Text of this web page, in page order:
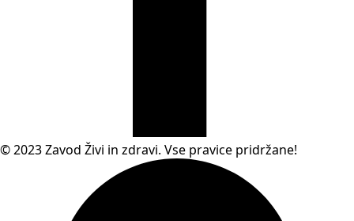
© 2023 Zavod Živi in zdravi. Vse pravice pridržane!